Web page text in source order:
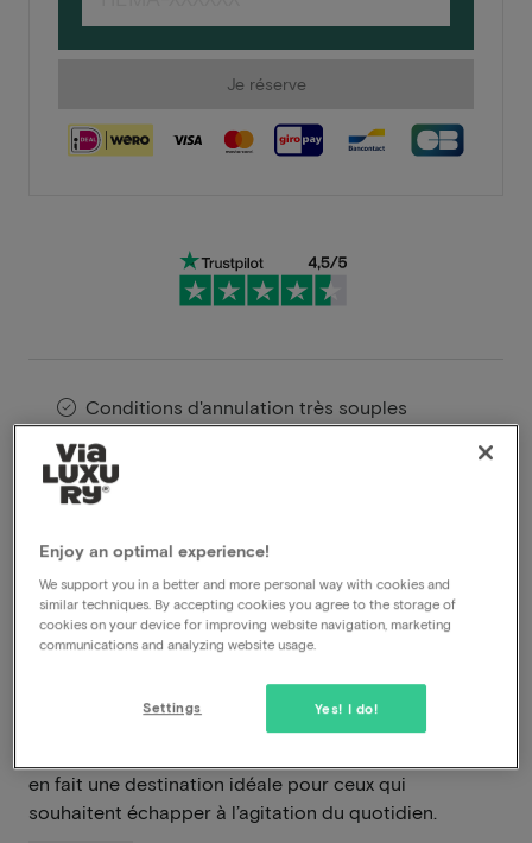
Je réserve
Conditions d'annulation très souples
Profitez instantanément de fortes remises
Les membres VIP bénéficient d'offres
L’Hotel De Kommel est situé au cœur verdoyant de la
région des Fourons, une région réputée pour ses
nature paisible. Vous y séjournerez dans un cadre
chaleureux où l’hospitalité, le confort et la détente
en fait une destination idéale pour ceux qui
souhaitent échapper à l’agitation du quotidien.
Enjoy an optimal experience!
We support you in a better and more personal way with cookies and
similar techniques. By accepting cookies you agree to the storage of
cookies on your device for improving website navigation, marketing
communications and analyzing website usage.
Yes! I do!
Settings